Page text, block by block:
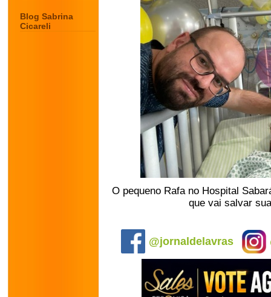
Blog Sabrina
Cicareli
O pequeno Rafa no Hospital
que vai salvar
@jornaldelavras